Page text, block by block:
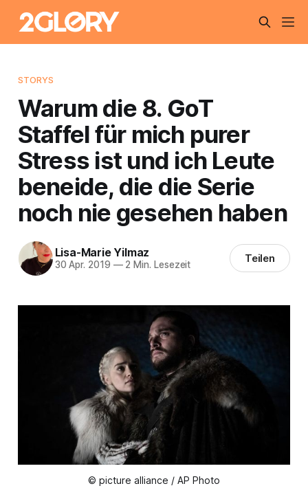
STORYS
Warum die 8. GoT
Staffel für mich purer
Stress ist und ich Leute
beneide, die die Serie
noch nie gesehen haben
Lisa-Marie Yilmaz
30 Apr. 2019 —2 Min. Lesezeit Teilen
© picture alliance / AP Photo